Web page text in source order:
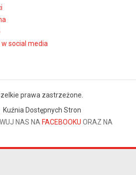
social media
prawa zastrzeżone.
Kuźnia Dostępnych Stron
NAS NA FACEBOOKU ORAZ NA